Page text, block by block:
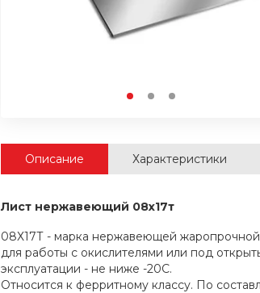
Описание Характеристики
Лист нержавеющий 08х17т
08Х17Т - марка нержавеющей
для работы с окислителями или под
эксплуатации - не ниже -20C.
Относится к ферритному классу. По